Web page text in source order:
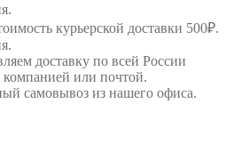
курьерской доставки 500₽.
доставку по всей России
или почтой.
самовывоз из нашего офиса.